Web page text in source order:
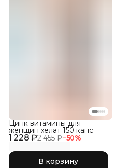
1 228 ₽2 455 ₽−50%
Цинк витамины для
женщин хелат 150 капс
В корзину